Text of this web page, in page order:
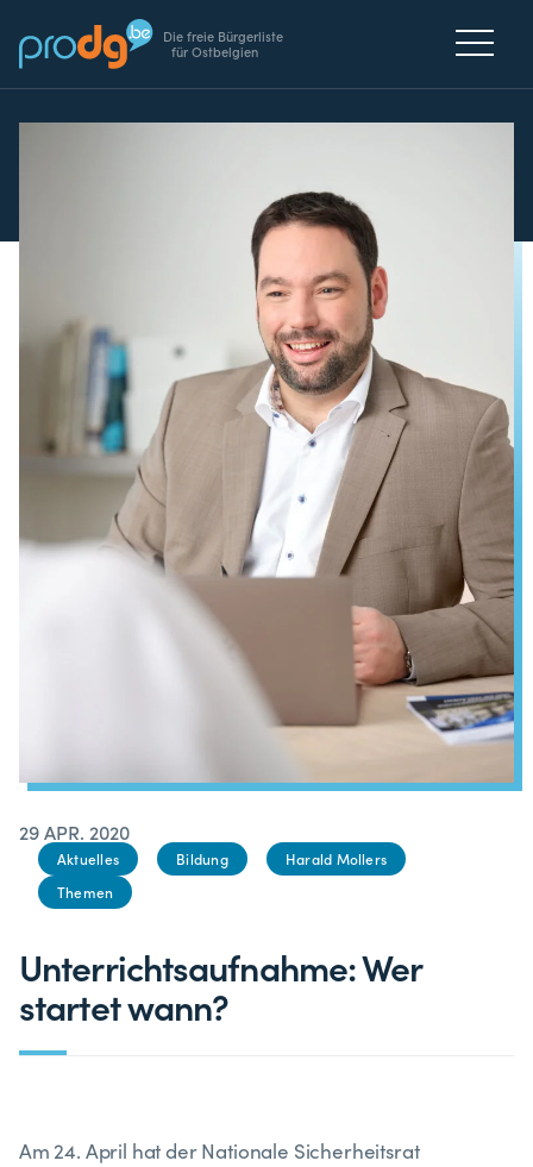
Die freie Bürgerliste
für Ostbelgien
29 APR. 2020
Aktuelles Bildung
Harald Mollers
Themen
Unterrichtsaufnahme: Wer
startet wann?
Am 24. April hat der Nationale Sicherheitsrat